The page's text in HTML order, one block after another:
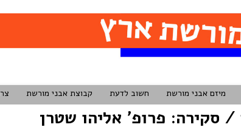
קבוצת אבני מורשת חשוב לדעת מיזם אבני מורשת
סקירה: פרופ’ אליהו שטרן